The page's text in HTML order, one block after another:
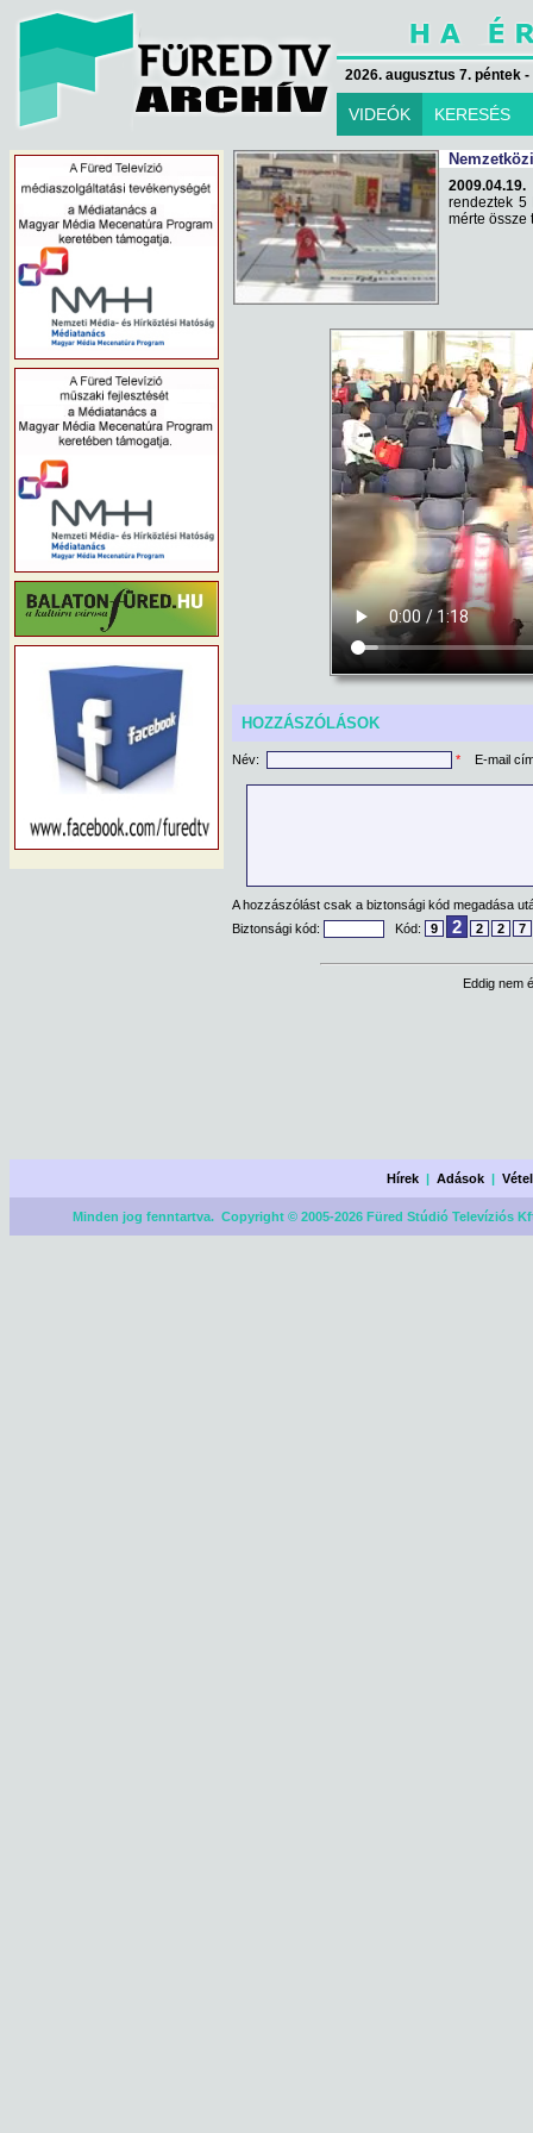
2026. augusztus 7. péntek
VIDEÓK KERESÉS
2009.04.19.
rendeztek 5
mérte össze
HOZZÁSZÓLÁSOK
Név: * E-mail
A hozzászólást csak a biztonsági kód megadása
Biztonsági kód:
Kód: 9 2 2 2 7
Eddig nem
Hírek |Adások |
Minden jog fenntartva. Copyright © 2005-2026 Füred Stúdió Televíziós